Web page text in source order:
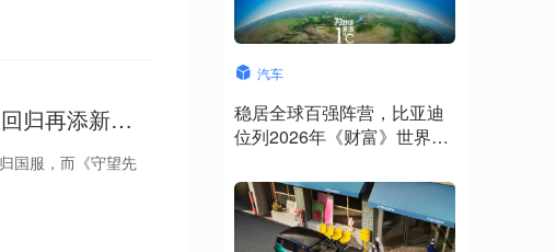
归再添新期
国服，而《守望先
汽车
稳居全球百强阵营，比亚迪
位列2026年《财富》世界